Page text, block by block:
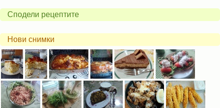
Сподели рецептите
Нови снимки